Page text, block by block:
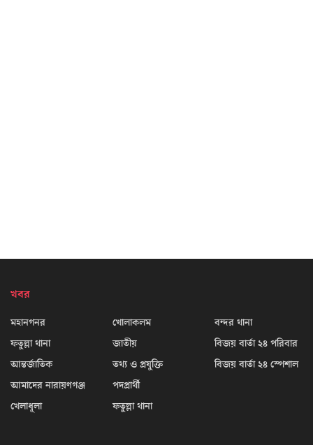
খবর
মহানগনর
ফতুল্লা থানা
আন্তর্জাতিক
আমাদের নারায়ণগঞ্জ
খেলাধূলা
খোলাকলম
জাতীয়
তথ্য ও প্রযুক্তি
পদপ্রার্থী
ফতুল্লা থানা
বন্দর থানা
বিজয় বার্তা ২৪ পরিবার
বিজয় বার্তা ২৪ স্পেশাল